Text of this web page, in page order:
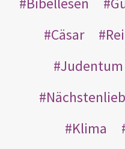
Cäsar
Judentum
Klima